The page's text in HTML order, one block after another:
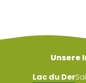
Unsere
Lac du Der